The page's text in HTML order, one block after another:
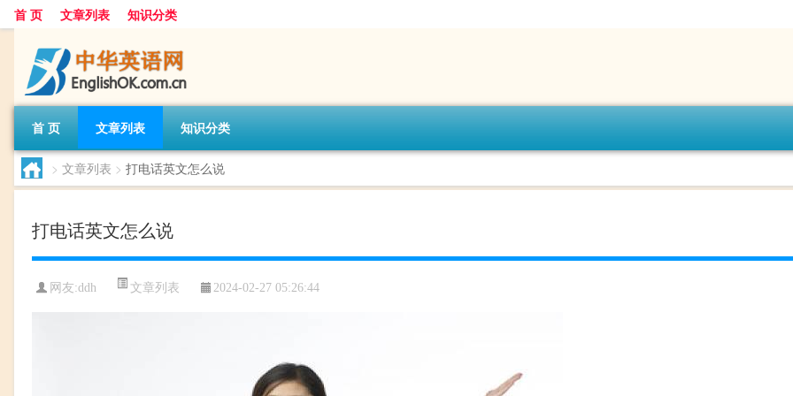
首 页 文章列表 知识分类
首 页 文章列表 知识分类
> 文章列表 > 打电话英文怎么说
打电话英文怎么说
网友:ddh 文章列表 2024-02-27 05:26:44